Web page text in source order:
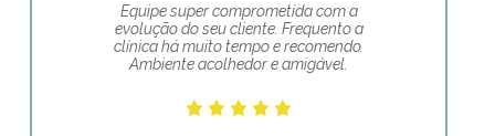
Equipe super comprometida com a
evolução do seu cliente. Frequento a
clínica há muito tempo e recomendo.
Ambiente acolhedor e amigável.